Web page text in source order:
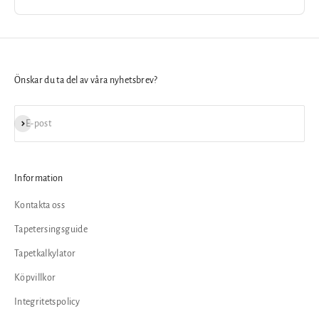
Önskar du ta del av våra nyhetsbrev?
E-post
Prenumerera
Information
Kontakta oss
Tapetersingsguide
Tapetkalkylator
Köpvillkor
Integritetspolicy